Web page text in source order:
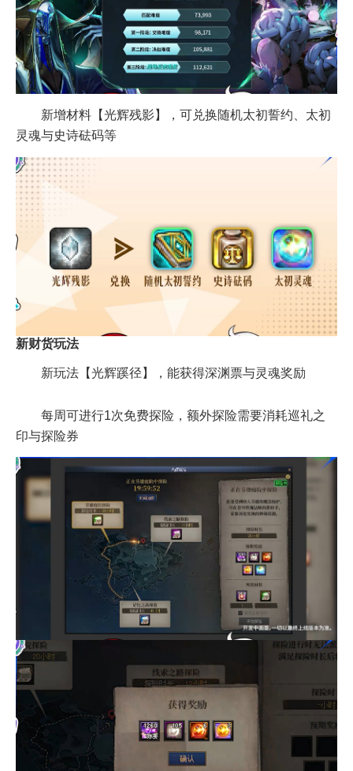
新增材料【光辉残影】，可兑换随机太初誓约、太初
灵魂与史诗砝码等
新财货玩法
新玩法【光辉蹊径】，能获得深渊票与灵魂奖励
每周可进行1次免费探险，额外探险需要消耗巡礼之
印与探险券